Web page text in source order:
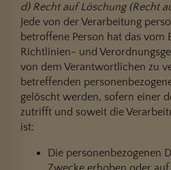
d) Recht auf Löschung (Recht
Jede von der Verarbeitung
betroffene Person hat das vom
Richtlinien- und
von dem Verantwortlichen zu
betreffenden
gelöscht werden, sofern einer
zutrifft und soweit die
ist:
Die personenbezogenen